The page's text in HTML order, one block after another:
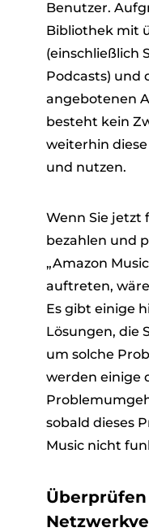
Benutzer.
Bibliothek mit
(einschließlich
Podcasts) und
angebotenen
besteht kein
weiterhin
und nutzen.
Wenn Sie jetzt
bezahlen und
„Amazon
auftreten,
Es gibt einige
Lösungen, die
um solche
werden einige
sobald dieses
Music nicht
Überprüfen